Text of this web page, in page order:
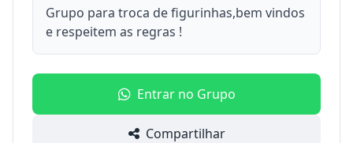
Grupo para troca de figurinhas,bem vindos
e respeitem as regras !
Entrar no Grupo
Compartilhar